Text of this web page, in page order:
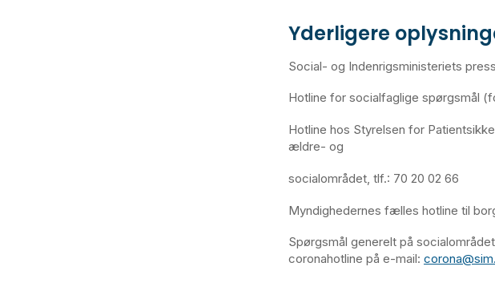
Yderligere
Social- og Indenrigsministeriets
Hotline for socialfaglige spørgsmål
Hotline hos Styrelsen for
ældre- og
socialområdet, tlf.: 70 20 02 66
Myndighedernes fælles hotline til
Spørgsmål generelt på
coronahotline på e-mail: